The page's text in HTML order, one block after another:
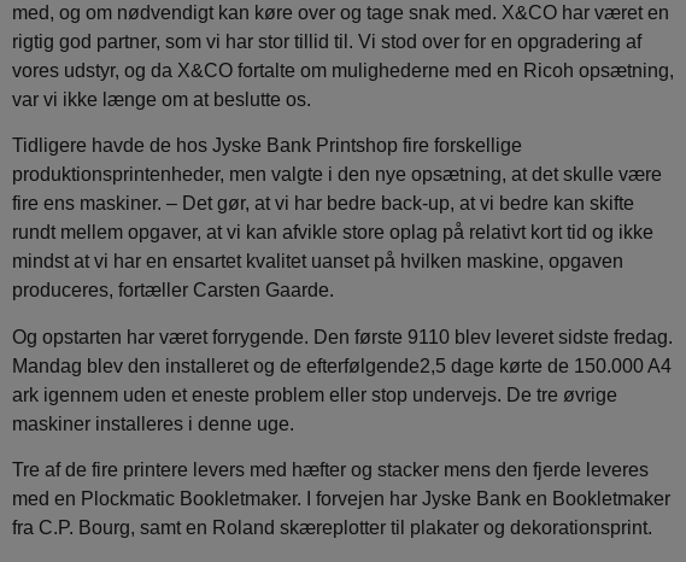
med, og om nødvendigt kan køre over og tage snak med. X&CO har været en
rigtig god partner, som vi har stor tillid til. Vi stod over for en opgradering af
vores udstyr, og da X&CO fortalte om mulighederne med en Ricoh opsætning,
var vi ikke længe om at beslutte os.
Tidligere havde de hos Jyske Bank Printshop fire forskellige
produktionsprintenheder, men valgte i den nye opsætning, at det skulle være
fire ens maskiner. – Det gør, at vi har bedre back-up, at vi bedre kan skifte
rundt mellem opgaver, at vi kan afvikle store oplag på relativt kort tid og ikke
mindst at vi har en ensartet kvalitet uanset på hvilken maskine, opgaven
produceres, fortæller Carsten Gaarde.
Og opstarten har været forrygende. Den første 9110 blev leveret sidste fredag.
Mandag blev den installeret og de efterfølgende2,5 dage kørte de 150.000 A4
ark igennem uden et eneste problem eller stop undervejs. De tre øvrige
maskiner installeres i denne uge.
Tre af de fire printere levers med hæfter og stacker mens den fjerde leveres
med en Plockmatic Bookletmaker. I forvejen har Jyske Bank en Bookletmaker
fra C.P. Bourg, samt en Roland skæreplotter til plakater og dekorationsprint.